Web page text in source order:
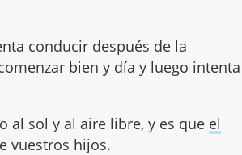
conducir después de la
bien y día y luego intenta
al sol y al aire libre, y es que el
vuestros hijos.